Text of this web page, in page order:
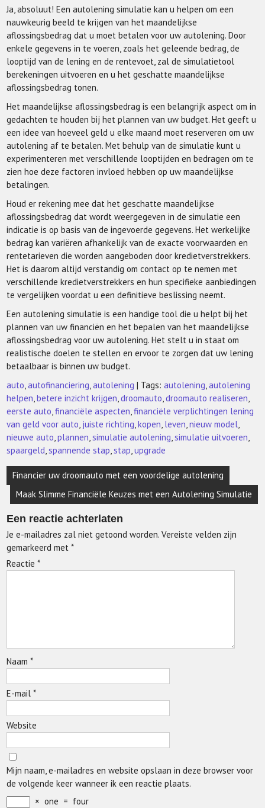
Ja, absoluut! Een autolening simulatie kan u helpen om een
nauwkeurig beeld te krijgen van het maandelijkse
aflossingsbedrag dat u moet betalen voor uw autolening. Door
enkele gegevens in te voeren, zoals het geleende bedrag, de
looptijd van de lening en de rentevoet, zal de simulatietool
berekeningen uitvoeren en u het geschatte maandelijkse
aflossingsbedrag tonen.
Het maandelijkse aflossingsbedrag is een belangrijk aspect om in
gedachten te houden bij het plannen van uw budget. Het geeft u
een idee van hoeveel geld u elke maand moet reserveren om uw
autolening af te betalen. Met behulp van de simulatie kunt u
experimenteren met verschillende looptijden en bedragen om te
zien hoe deze factoren invloed hebben op uw maandelijkse
betalingen.
Houd er rekening mee dat het geschatte maandelijkse
aflossingsbedrag dat wordt weergegeven in de simulatie een
indicatie is op basis van de ingevoerde gegevens. Het werkelijke
bedrag kan variëren afhankelijk van de exacte voorwaarden en
rentetarieven die worden aangeboden door kredietverstrekkers.
Het is daarom altijd verstandig om contact op te nemen met
verschillende kredietverstrekkers en hun specifieke aanbiedingen
te vergelijken voordat u een definitieve beslissing neemt.
Een autolening simulatie is een handige tool die u helpt bij het
plannen van uw financiën en het bepalen van het maandelijkse
aflossingsbedrag voor uw autolening. Het stelt u in staat om
realistische doelen te stellen en ervoor te zorgen dat uw lening
betaalbaar is binnen uw budget.
auto,autofinanciering,autolening | Tags:autolening,autolening
helpen,betere inzicht krijgen,droomauto,droomauto realiseren,
eerste auto,financiële aspecten,financiële verplichtingen lening
van geld voor auto, juiste richting,kopen, leven,nieuw model,
nieuwe auto,plannen,simulatie autolening,simulatie uitvoeren,
spaargeld,spannende stap,stap,upgrade
Berichtnavigatie
Financier uw droomauto met een voordelige autolening
Maak Slimme Financiële Keuzes met een Autolening Simulatie
Een reactie achterlaten
Je e-mailadres zal niet getoond worden. Vereiste velden zijn
gemarkeerd met*
Reactie*
Naam*
E-mail*
Website
Mijn naam, e-mailadres en website opslaan in deze browser voor
de volgende keer wanneer ik een reactie plaats.
× one = four